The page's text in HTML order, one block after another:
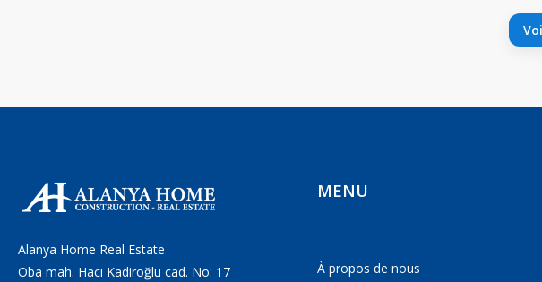
Alanya Home Real Estate
Oba mah. Hacı Kadiroğlu cad. No: 17
MENU
À propos de nous